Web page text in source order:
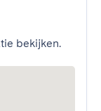
bekijken.